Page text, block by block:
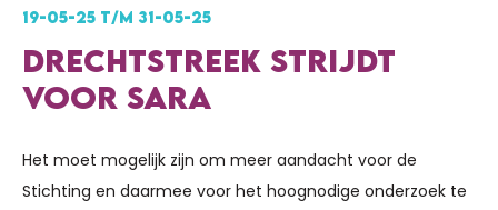
19-05-25 T/M 31-05-25
DRECHTSTREEK STRIJDT
VOOR SARA
Het moet mogelijk zijn om meer aandacht voor de
Stichting en daarmee voor het hoognodige onderzoek te